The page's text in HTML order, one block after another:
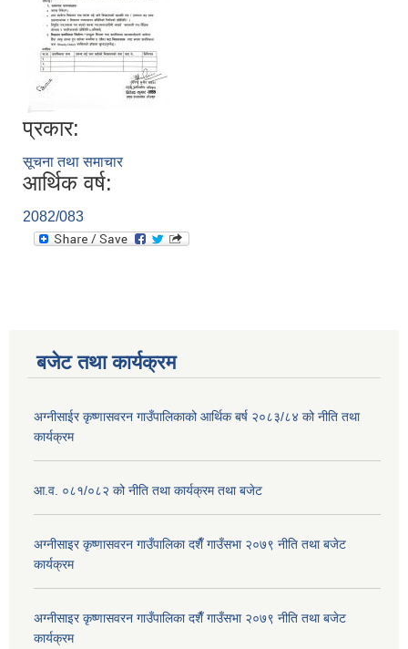
प्रकार:
सूचना तथा समाचार
आर्थिक वर्ष:
2082/083
बजेट तथा कार्यक्रम
अग्नीसाईर कृष्णासवरन गाउँपालिकाको आर्थिक बर्ष २०८३/८४ को नीति तथा
कार्यक्रम
आ.व. ०८१/०८२ को नीति तथा कार्यक्रम तथा बजेट
अग्नीसाइर कृष्णासवरन गाउँपालिका दशैँ गाउँसभा २०७९ नीति तथा बजेट
कार्यक्रम
अग्नीसाइर कृष्णासवरन गाउँपालिका दशैँ गाउँसभा २०७९ नीति तथा बजेट
कार्यक्रम